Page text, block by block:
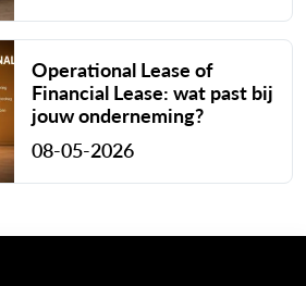
Operational Lease of
Financial Lease: wat past bij
jouw onderneming?
08-05-2026